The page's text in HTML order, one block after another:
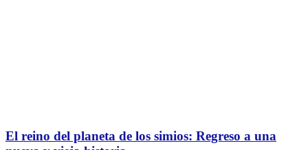
El reino del planeta de los simios: Regreso a una